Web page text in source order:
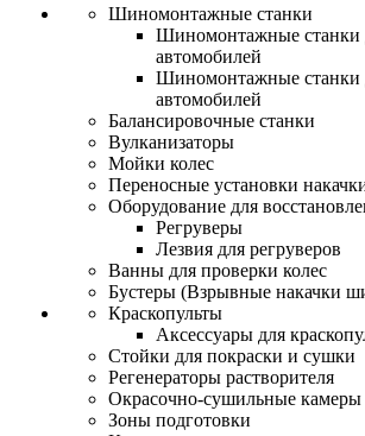
Шиномонтажные станки
Шиномонтажные станки
автомобилей
Шиномонтажные станки
автомобилей
Балансировочные станки
Вулканизаторы
Мойки колес
Переносные установки
Оборудование для
Регруверы
Лезвия для регруверов
Ванны для проверки колес
Бустеры (Взрывные накачки
Краскопульты
Аксессуары для
Стойки для покраски и сушки
Регенераторы растворителя
Окрасочно-сушильные камеры
Зоны подготовки